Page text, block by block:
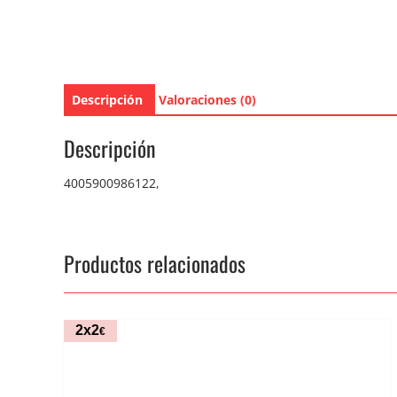
Descripción Valoraciones (0)
Descripción
4005900986122,
Productos relacionados
2x2€